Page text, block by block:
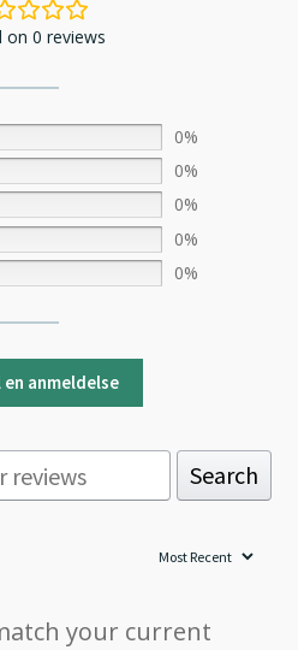
on 0 reviews
0%
0%
0%
0%
0%
anmeldelse
Search
your current